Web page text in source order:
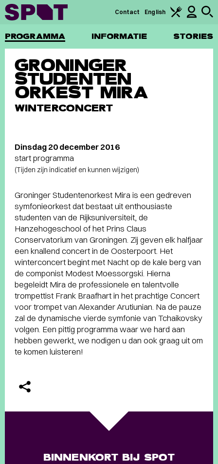
PROGRAMMA INFORMATIE STORIES
Contact English
GRONINGER
STUDENTEN
ORKEST MIRA
WINTERCONCERT
Dinsdag 20 december 2016
start programma
(Tijden zijn indicatief en kunnen wijzigen)
Groninger Studentenorkest Mira is een gedreven
symfonieorkest dat bestaat uit enthousiaste
studenten van de Rijksuniversiteit, de
Hanzehogeschool of het Prins Claus
Conservatorium van Groningen. Zij geven elk halfjaar
een knallend concert in de Oosterpoort. Het
winterconcert begint met Nacht op de kale berg van
de componist Modest Moessorgski. Hierna
begeleidt Mira de professionele en talentvolle
trompettist Frank Braafhart in het prachtige Concert
voor trompet van Alexander Arutiunian. Na de pauze
zal de dynamische vierde symfonie van Tchaikovsky
volgen. Een pittig programma waar we hard aan
hebben gewerkt, we nodigen u dan ook graag uit om
te komen luisteren!
BINNENKORT BIJ SPOT